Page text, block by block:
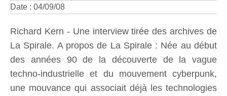
Date : 04/09/08
Richard Kern - Une interview tirée des archives de
La Spirale. A propos de La Spirale : Née au début
des années 90 de la découverte de la vague
techno-industrielle et du mouvement cyberpunk,
une mouvance qui associait déjà les technologies